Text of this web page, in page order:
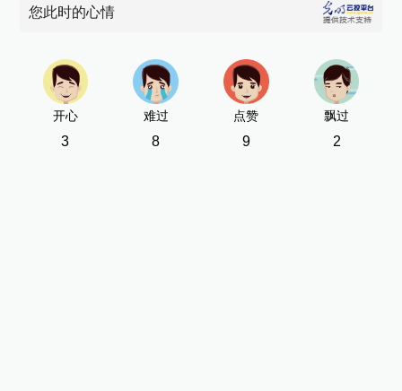
您此时的心情
开心
3
难过
8
点赞
9
飘过
2